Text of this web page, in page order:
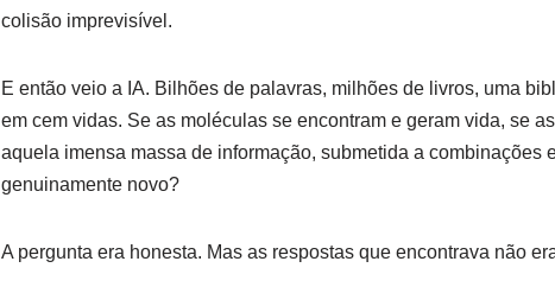
colisão imprevisível.
E então veio a IA. Bilhões de palavras, milhões de livros, uma
em cem vidas. Se as moléculas se encontram e geram vida, se
aquela imensa massa de informação, submetida a combinações
genuinamente novo?
A pergunta era honesta. Mas as respostas que encontrava não